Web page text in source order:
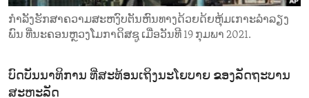
ກຳລັງຮັກສາຄວາມສະຫງົບຕັນຫົນທາງດ້ວຍດ້ຍຫຸ້ມເກາະລຳລຽງ
ພົນ ທີ່ນະຄອນຫຼວງໂມກາດິສຊູ ເມື່ອວັນທີ 19 ກຸມພາ 2021.
ບົດບັນນາທິການ ທີ່ສະທ້ອນເຖິງນະໂຍບາຍ ຂອງລັດຖະບານ
ສະຫະລັດ